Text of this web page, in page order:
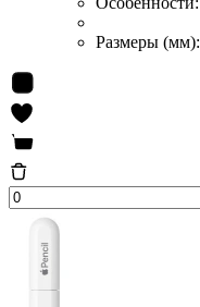
Размеры (мм):